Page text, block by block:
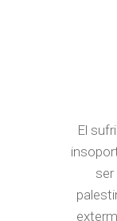
El
ser